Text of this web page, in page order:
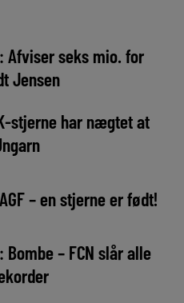
Afviser seks mio. for
Jensen
stjerne har nægtet at
– en stjerne er født!
– FCN slår alle